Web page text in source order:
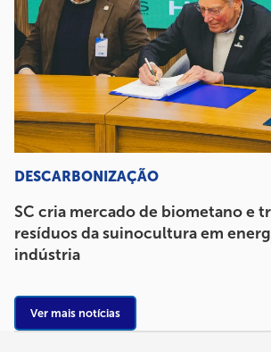
DESCARBONIZAÇÃO
SC cria mercado de biometano e
resíduos da suinocultura em
indústria
Ver mais notícias